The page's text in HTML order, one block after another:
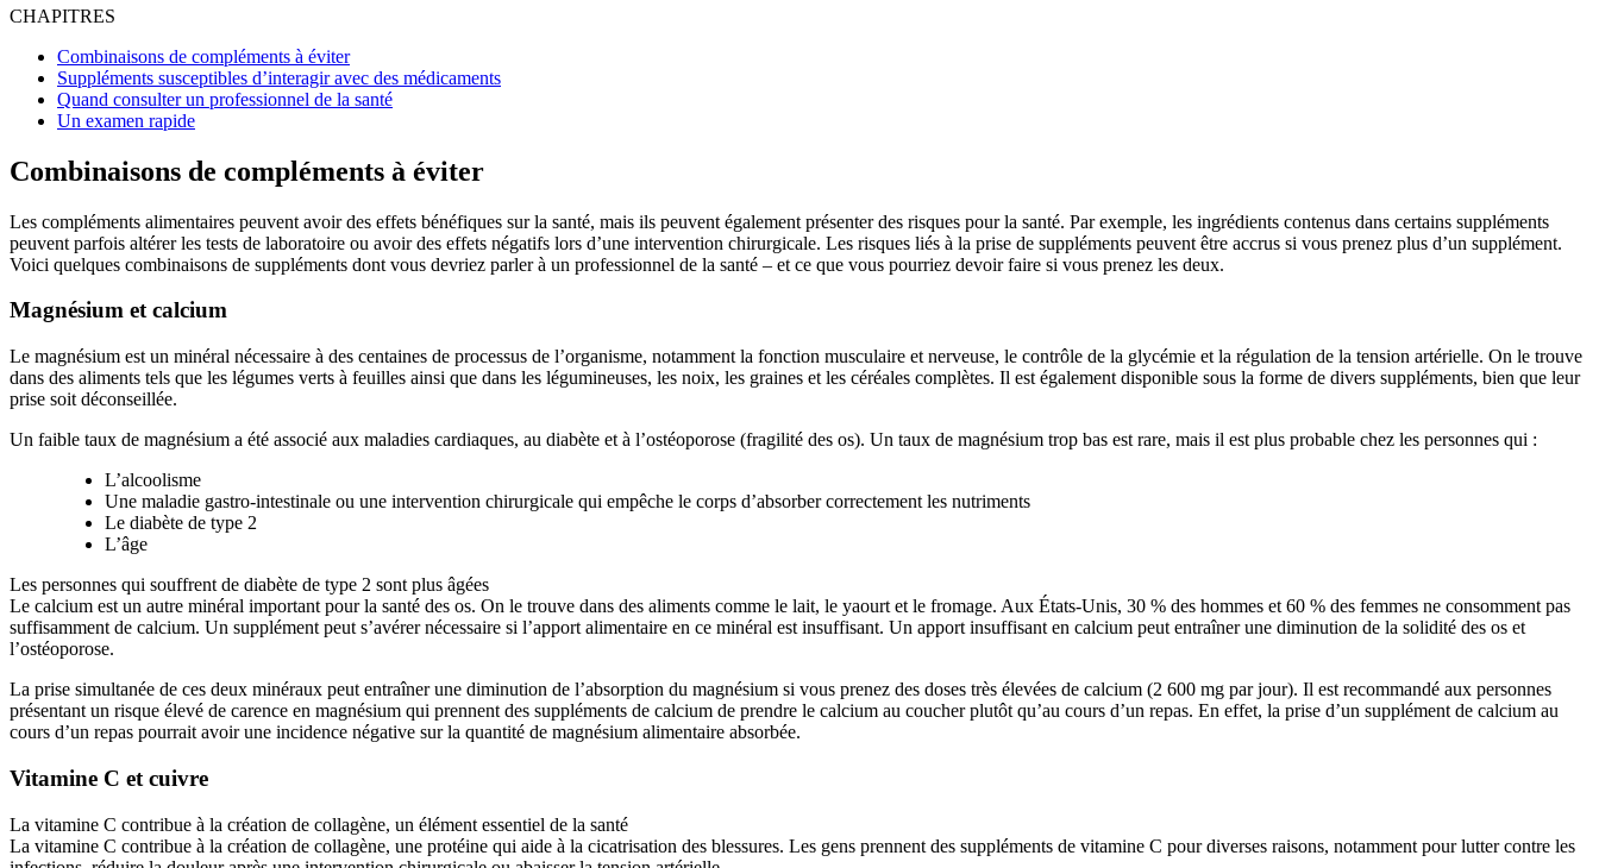
CHAPITRES
Combinaisons de compléments à éviter
Suppléments susceptibles d’interagir avec des médicaments
Quand consulter un professionnel de la santé
Un examen rapide
Combinaisons de compléments à éviter
Les compléments alimentaires peuvent avoir des effets bénéfiques sur la santé, mais ils peuvent également présenter des risques pour la santé. Par exemple, les ingrédients contenus dans certains suppléments
peuvent parfois altérer les tests de laboratoire ou avoir des effets négatifs lors d’une intervention chirurgicale. Les risques liés à la prise de suppléments peuvent être accrus si vous prenez plus d’un supplément.
Voici quelques combinaisons de suppléments dont vous devriez parler à un professionnel de la santé – et ce que vous pourriez devoir faire si vous prenez les deux.
Magnésium et calcium
Le magnésium est un minéral nécessaire à des centaines de processus de l’organisme, notamment la fonction musculaire et nerveuse, le contrôle de la glycémie et la régulation de la tension artérielle. On le trouve
dans des aliments tels que les légumes verts à feuilles ainsi que dans les légumineuses, les noix, les graines et les céréales complètes. Il est également disponible sous la forme de divers suppléments, bien que leur
prise soit déconseillée.
Un faible taux de magnésium a été associé aux maladies cardiaques, au diabète et à l’ostéoporose (fragilité des os). Un taux de magnésium trop bas est rare, mais il est plus probable chez les personnes qui :
L’alcoolisme
Une maladie gastro-intestinale ou une intervention chirurgicale qui empêche le corps d’absorber correctement les nutriments
Le diabète de type 2
L’âge
Les personnes qui souffrent de diabète de type 2 sont plus âgées
Le calcium est un autre minéral important pour la santé des os. On le trouve dans des aliments comme le lait, le yaourt et le fromage. Aux États-Unis, 30 % des hommes et 60 % des femmes ne consomment pas
suffisamment de calcium. Un supplément peut s’avérer nécessaire si l’apport alimentaire en ce minéral est insuffisant. Un apport insuffisant en calcium peut entraîner une diminution de la solidité des os et
l’ostéoporose.
La prise simultanée de ces deux minéraux peut entraîner une diminution de l’absorption du magnésium si vous prenez des doses très élevées de calcium (2 600 mg par jour). Il est recommandé aux personnes
présentant un risque élevé de carence en magnésium qui prennent des suppléments de calcium de prendre le calcium au coucher plutôt qu’au cours d’un repas. En effet, la prise d’un supplément de calcium au
cours d’un repas pourrait avoir une incidence négative sur la quantité de magnésium alimentaire absorbée.
Vitamine C et cuivre
La vitamine C contribue à la création de collagène, un élément essentiel de la santé
La vitamine C contribue à la création de collagène, une protéine qui aide à la cicatrisation des blessures. Les gens prennent des suppléments de vitamine C pour diverses raisons, notamment pour lutter contre les